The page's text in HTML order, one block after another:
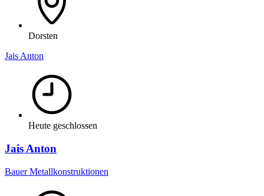
Dorsten
Jais Anton
Heute geschlossen
Jais Anton
Bauer Metallkonstruktionen